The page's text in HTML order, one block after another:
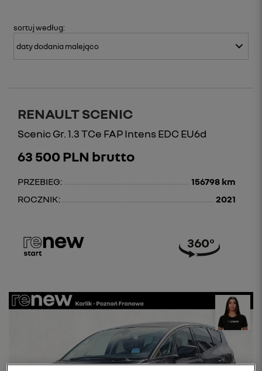
sortujwedług:
RENAULT SCENIC
Scenic Gr. 1.3 TCe FAP Intens EDC EU6d
63 500 PLN brutto
PRZEBIEG:
156798 km
ROCZNIK:
2021